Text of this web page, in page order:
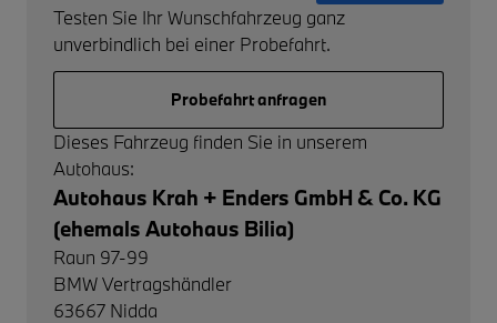
Testen Sie Ihr Wunschfahrzeug ganz
unverbindlich bei einer Probefahrt.
Probefahrt anfragen
Dieses Fahrzeug finden Sie in unserem
Autohaus:
Autohaus Krah + Enders GmbH & Co. KG
(ehemals Autohaus Bilia)
Raun 97-99
BMW Vertragshändler
63667 Nidda